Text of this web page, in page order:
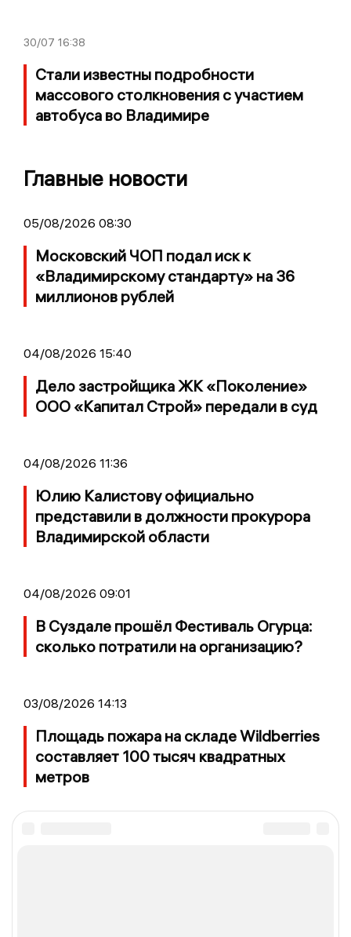
30/07 16:38
Стали известны подробности
массового столкновения с участием
автобуса во Владимире
Главные новости
05/08/2026 08:30
Московский ЧОП подал иск к
«Владимирскому стандарту» на 36
миллионов рублей
04/08/2026 15:40
Дело застройщика ЖК «Поколение»
ООО «Капитал Строй» передали в суд
04/08/2026 11:36
Юлию Калистову официально
представили в должности прокурора
Владимирской области
04/08/2026 09:01
В Суздале прошёл Фестиваль Огурца:
сколько потратили на организацию?
03/08/2026 14:13
Площадь пожара на складе Wildberries
составляет 100 тысяч квадратных
метров